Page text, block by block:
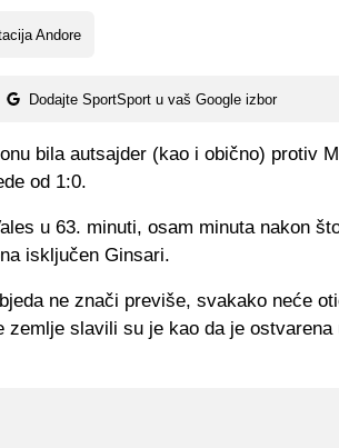
Andore
Dodajte SportSport u vaš Google izbor
bila autsajder (kao i obično) protiv
od 1:0.
u 63. minuti, osam minuta nakon
isključen Ginsari.
ne znači previše, svakako neće
zemlje slavili su je kao da je ostvarena